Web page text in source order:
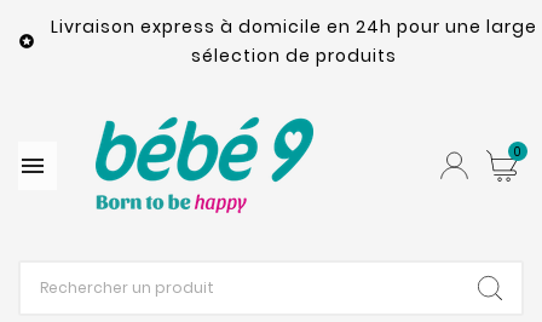

Livraison express à domicile en 24h pour une large
sélection de produits
 0